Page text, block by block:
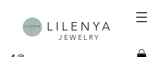
LILENYA
JEWELRY